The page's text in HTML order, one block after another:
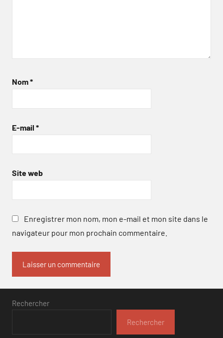
Nom*
E-mail *
Site web
Enregistrer mon nom, mon e-mail et mon site dans le
navigateur pour mon prochain commentaire.
Rechercher
Rechercher